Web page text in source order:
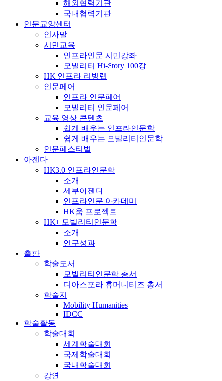
해외협력기관
국내협력기관
인문교양센터
인사말
시민교육
인프라인문 시민강좌
모빌리티 Hi-Story 100강
HK 인프라 리빙랩
인문페어
인프라 인문페어
모빌리티 인문페어
교육 영상 콘텐츠
쉽게 배우는 인프라인문학
쉽게 배우는 모빌리티인문학
인문페스티벌
아젠다
HK3.0 인프라인문학
소개
세부아젠다
인프라인문 아카데미
HK움 프로젝트
HK+ 모빌리티인문학
소개
연구성과
출판
학술도서
모빌리티인문학 총서
디아스포라 휴머니티즈 총서
학술지
Mobility Humanities
IDCC
학술활동
학술대회
세계학술대회
국제학술대회
국내학술대회
강연